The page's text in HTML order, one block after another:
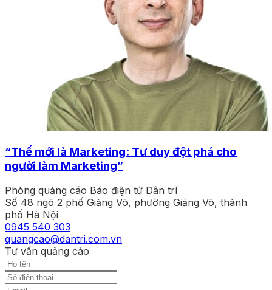
“Thế mới là Marketing: Tư duy đột phá cho
người làm Marketing”
Phòng quảng cáo Báo điện tử Dân trí
Số 48 ngõ 2 phố Giảng Võ, phường Giảng Võ, thành
phố Hà Nội
0945 540 303
quangcao@dantri.com.vn
Tư vấn quảng cáo